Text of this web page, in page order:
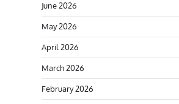
June 2026
May 2026
April 2026
March 2026
February 2026